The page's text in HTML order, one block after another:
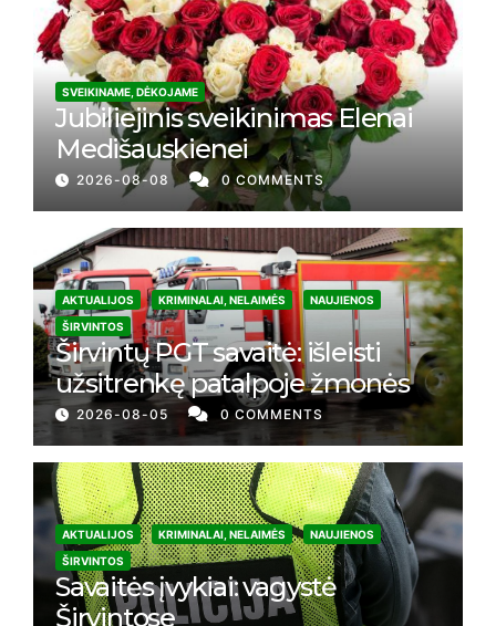
SVEIKINAME, DĖKOJAME
Jubiliejinis sveikinimas Elenai
Medišauskienei
2026-08-08 0 COMMENTS
AKTUALIJOS KRIMINALAI, NELAIMĖS
NAUJIENOS
ŠIRVINTOS
Širvintų PGT savaitė: išleisti
užsitrenkę patalpoje žmonės
2026-08-05 0 COMMENTS
AKTUALIJOS KRIMINALAI, NELAIMĖS
NAUJIENOS
ŠIRVINTOS
Savaitės įvykiai: vagystė
Širvintose